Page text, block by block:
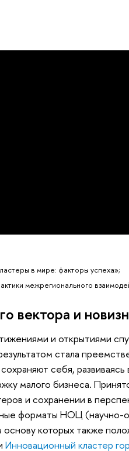
в мире: факторы успеха»;
межрегионального
вектора и
и открытиями
стала
себя,
малого бизнеса.
и сохранении в
форматы НОЦ (научно-
которых также
Инновационный кластер